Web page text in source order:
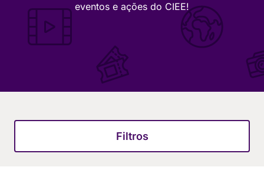
eventos e ações do CIEE!
Filtros